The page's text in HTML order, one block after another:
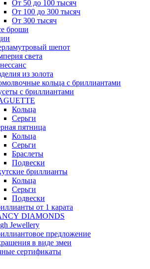
От 50 до 100 тысяч
От 100 до 300 тысяч
От 300 тысяч
броши
шепот
света
из золота
кольца с бриллиантами
с бриллиантами
Кольца
Серьги
пятница
Кольца
Серьги
Браслеты
Подвески
бриллианты
Кольца
Серьги
Подвески
от 1 карата
DIAMONDS
Jewellery
предложение
в виде змеи
сертификаты